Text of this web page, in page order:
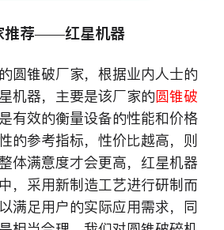
推荐——红星机器
圆锥破厂家，根据业内人士的
机器，主要是该厂家的圆锥破
有效的衡量设备的性能和价格
的参考指标，性价比越高，则
体满意度才会更高，红星机器
，采用新制造工艺进行研制而
满足用户的实际应用需求，同